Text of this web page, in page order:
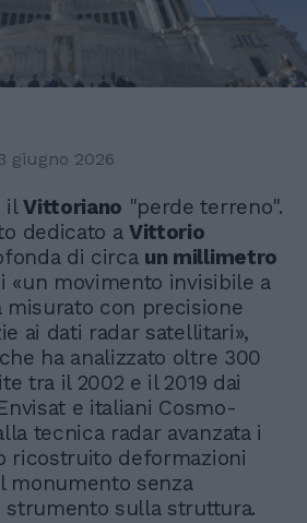
giugno 2026
ilVittoriano "perde terreno".
dedicato aVittorio
di circa un millimetro
«un movimento invisibile a
misurato con precisione
ai dati radar satellitari»,
ha analizzato oltre 300
tra il 2002 e il 2019 dai
e italiani Cosmo-
tecnica radar avanzata i
ricostruito deformazioni
monumento senza
strumento sulla struttura.